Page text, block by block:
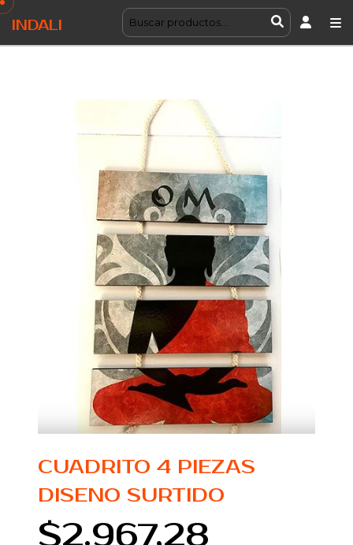
INDALI
CUADRITO 4 PIEZAS
DISENO SURTIDO
$2.967,28